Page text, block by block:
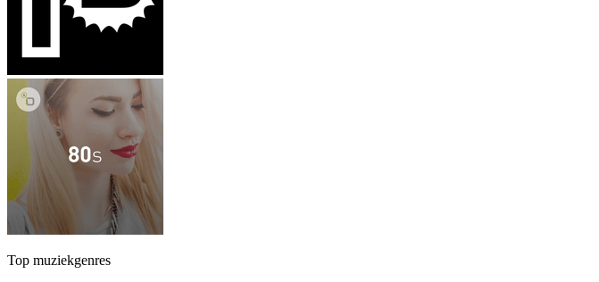
Top muziekgenres